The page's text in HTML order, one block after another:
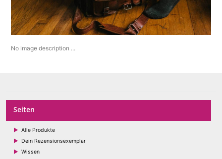
No image description ...
Seiten
Alle Produkte
Dein Rezensionsexemplar
Wissen